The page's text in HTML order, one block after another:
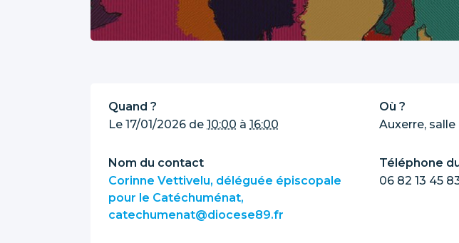
Quand ?
Le 17/01/2026 de 10:00 à 16:00
Où ?
Auxerre, salle
Nom du contact
Corinne Vettivelu, déléguée épiscopale
pour le Catéchuménat,
catechumenat@diocese89.fr
Téléphone
06 82 13 45